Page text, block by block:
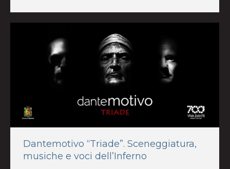
Dantemotivo “Triade”. Sceneggiatura,
musiche e voci dell’Inferno